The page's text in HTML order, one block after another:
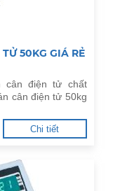
50KG GIÁ RẺ
cân điện tử chất
cân điện tử 50kg
Chi tiết